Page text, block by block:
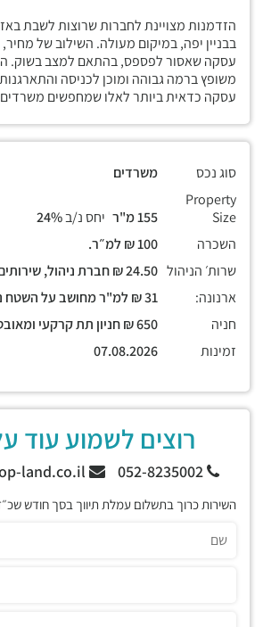
הזדמנות מצויינת לחברות שרוצות לשבת
בבניין יפה, במיקום מעולה. השילוב של מחיר,
עסקה שאסור לפספס, בהתאם למצב בשוק.
משופץ ברמה גבוהה ומוכן לכניסה
עסקה כדאית ביותר לאלו שמחפשים משרדים
סוג נכס
משרדים
Property
Size
יחס נ/ב
השכרה
שרות׳ הניהול
ארנונה:
חניה
זמינות
רוצים לשמוע עוד
052-8235002
השירות כרוך בתשלום עמלת תיווך בסך חודש